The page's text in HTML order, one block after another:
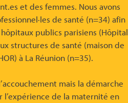
et des femmes. Nous avons
de santé (n=34) afin
publics parisiens (Hôpital
structures de santé (maison de
à La Réunion (n=35).
mais la démarche
de la maternité en